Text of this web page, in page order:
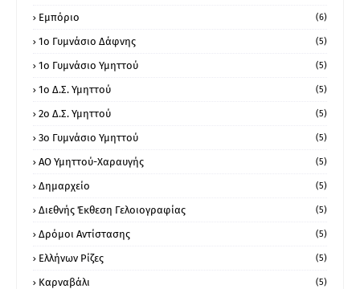
Εμπόριο (6)
1ο Γυμνάσιο Δάφνης (5)
1ο Γυμνάσιο Υμηττού (5)
1ο Δ.Σ. Υμηττού (5)
2ο Δ.Σ. Υμηττού (5)
3ο Γυμνάσιο Υμηττού (5)
ΑΟ Υμηττού-Χαραυγής (5)
Δημαρχείο (5)
Διεθνής Έκθεση Γελοιογραφίας (5)
Δρόμοι Αντίστασης (5)
Ελλήνων Ρίζες (5)
Καρναβάλι (5)